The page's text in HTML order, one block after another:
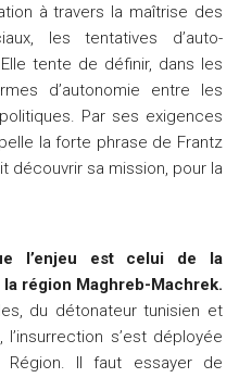
à travers la maîtrise des
les tentatives d’auto-
tente de définir, dans les
d’autonomie entre les
Par ses exigences
la forte phrase de Frantz
découvrir sa mission, pour la
l’enjeu est celui de la
région Maghreb-Machrek.
du détonateur tunisien et
s’est déployée
Il faut essayer de